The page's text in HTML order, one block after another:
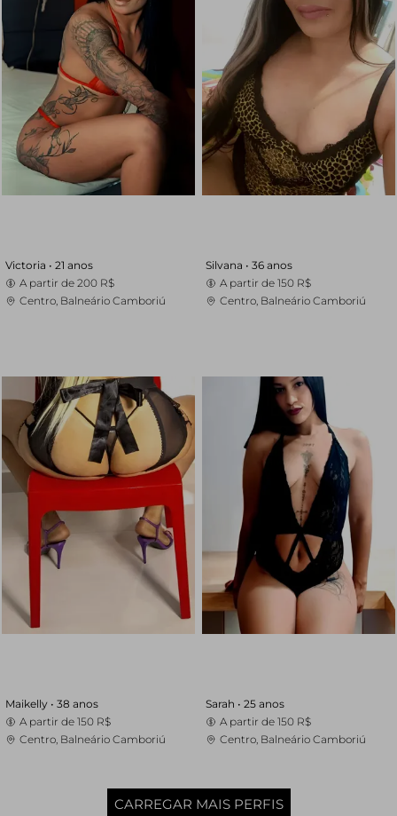
Victoria • 21 anos
A partir de 200 R$
Centro, Balneário Camboriú
Silvana • 36 anos
A partir de 150 R$
Centro, Balneário Camboriú
Maikelly • 38 anos
A partir de 150 R$
Centro, Balneário Camboriú
Sarah • 25 anos
A partir de 150 R$
Centro, Balneário Camboriú
CARREGAR MAIS PERFIS